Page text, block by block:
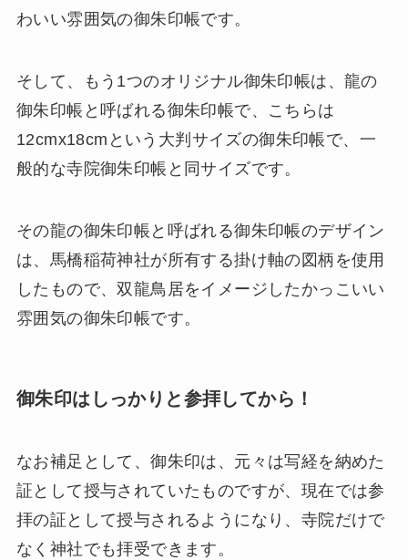
わいい雰囲気の御朱印帳です。
そして、もう1つのオリジナル御朱印帳は、龍の
御朱印帳と呼ばれる御朱印帳で、こちらは
12cmx18cmという大判サイズの御朱印帳で、一
般的な寺院御朱印帳と同サイズです。
その龍の御朱印帳と呼ばれる御朱印帳のデザイン
は、馬橋稲荷神社が所有する掛け軸の図柄を使用
したもので、双龍鳥居をイメージしたかっこいい
雰囲気の御朱印帳です。
御朱印はしっかりと参拝してから！
なお補足として、御朱印は、元々は写経を納めた
証として授与されていたものですが、現在では参
拝の証として授与されるようになり、寺院だけで
なく神社でも拝受できます。